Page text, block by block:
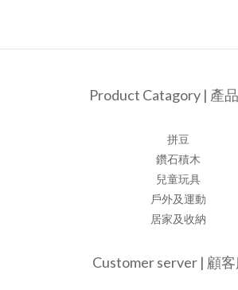
Product Catagory | 產
拼豆
鑽石積木
兒童玩具
戶外及運動
居家及收納
Customer server | 顧